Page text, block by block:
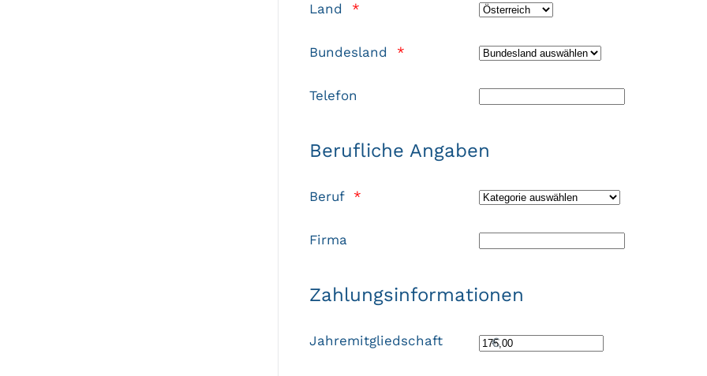
Land *
Bundesland *
Telefon
Berufliche Angaben
Beruf *
Firma
Zahlungsinformationen
Jahremitgliedschaft €